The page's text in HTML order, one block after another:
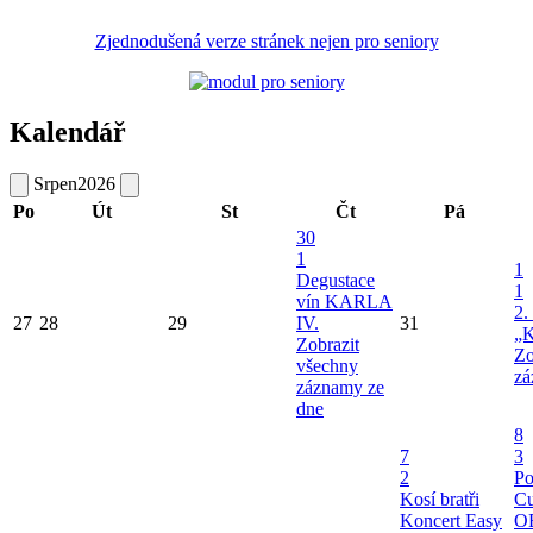
Zjednodušená verze stránek nejen pro seniory
Kalendář
Srpen2026
Po
Út St Čt Pá
27 28 29
30
1
Degustace
vín KARLA
IV.
Zobrazit
všechny
záznamy ze
dne
31
1
1
2.
7
2
Kosí bratři
Koncert Easy
8
3